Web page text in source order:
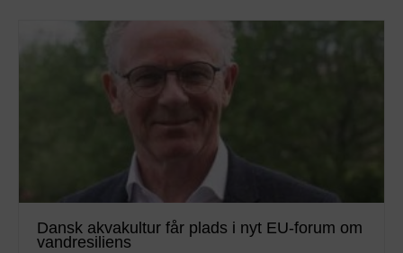
Dansk akvakultur får plads i nyt EU-forum om
vandresiliens